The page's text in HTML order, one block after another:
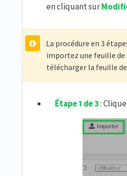
en cliquant sur
La procédure en 3
importez une feuille de
télécharger la feuille
Étape 1 de 3: